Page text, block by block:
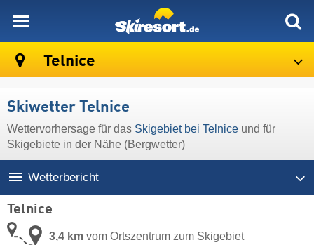
Telnice
Skiwetter Telnice
Wettervorhersage für das Skigebiet bei Telnice und für
Skigebiete in der Nähe (Bergwetter)
Wetterbericht
Telnice
3,4 km vom Ortszentrum zum Skigebiet